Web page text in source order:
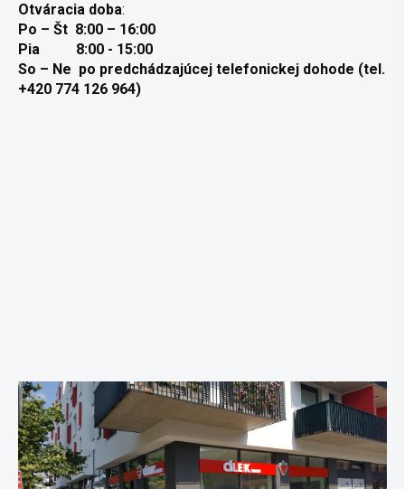
Otváracia doba:
Po – Št 8:00 – 16:00
Pia 8:00 - 15:00
So – Ne po predchádzajúcej telefonickej dohode (tel.
+420 774 126 964)